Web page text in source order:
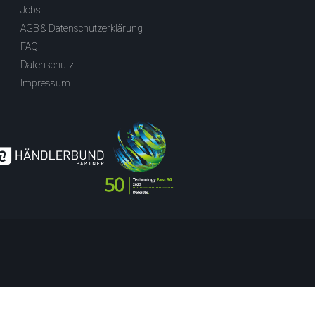
Jobs
AGB & Datenschutzerklärung
FAQ
Datenschutz
Impressum